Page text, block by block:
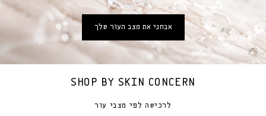
אבחני את מצב העור שלך
SHOP BY SKIN CONCERN
לרכישה לפי מצבי עור